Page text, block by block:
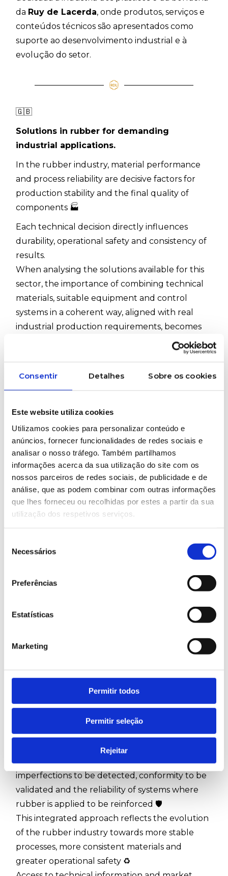
Consentir Detalhes Sobre os cookies
Este website utiliza cookies
Utilizamos cookies para personalizar conteúdo e
anúncios, fornecer funcionalidades de redes sociais e
analisar o nosso tráfego. Também partilhamos
informações acerca da sua utilização do site com os
nossos parceiros de redes sociais, de publicidade e de
análise, que as podem combinar com outras informações
que lhes forneceu ou recolhidas por estes a partir da sua
utilização dos respetivos serviços.
Necessários
Preferências
Estatísticas
Marketing
Permitir todos
Permitir seleção
Rejeitar
da Ruy de Lacerda, onde produtos, serviços e
conteúdos técnicos são apresentados como
suporte ao desenvolvimento industrial e à
evolução do setor.
🇬🇧
Solutions in rubber for demanding
industrial applications.
In the rubber industry, material performance
and process reliability are decisive factors for
production stability and the final quality of
components 🏭
Each technical decision directly influences
durability, operational safety and consistency of
results.
When analysing the solutions available for this
sector, the importance of combining technical
materials, suitable equipment and control
systems in a coherent way, aligned with real
industrial production requirements, becomes
Technical consumables for rubber play a
central role in defining the final properties of
materials. Compounds, additives and pre-
more controlled mechanical, thermal and
chemical characteristics, reducing process
variability and increasing production
predictability 🔬
These solutions are especially relevant for
technical applications such as seals, gaskets and
“In the rubber industry, material consistency is
just as important as the equipment itself. Good
consumables.”
Equipment for rubber processing also plays a
decisive role. Moulding and injection processes
Inspection and quality control complete this
ecosystem. Verification technologies allow
imperfections to be detected, conformity to be
validated and the reliability of systems where
rubber is applied to be reinforced 🛡️
This integrated approach reflects the evolution
of the rubber industry towards more stable
processes, more consistent materials and
greater operational safety ♻️